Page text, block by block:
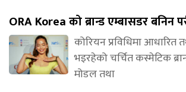
ORA Korea को ब्रान्ड एम्बासडर बनिन
कोरियन प्रविधिमा आधारित
भइरहेको चर्चित कस्मेटिक
मोडल तथा